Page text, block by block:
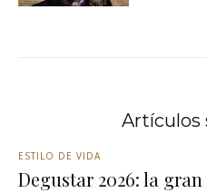
Artículos
ESTILO DE VIDA
Degustar 2026: la